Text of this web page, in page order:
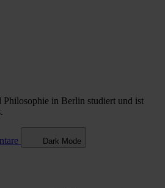
Philosophie in Berlin studiert und ist
Dark Mode